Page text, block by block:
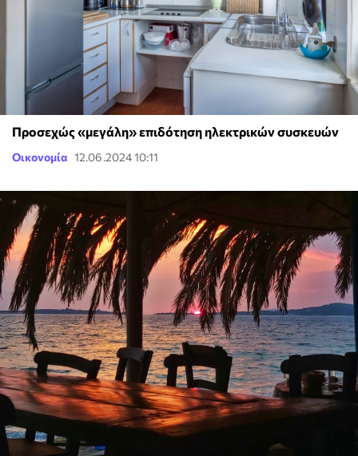
Προσεχώς «μεγάλη» επιδότηση ηλεκτρικών συσκευών
Οικονομία 12.06.2024 10:11